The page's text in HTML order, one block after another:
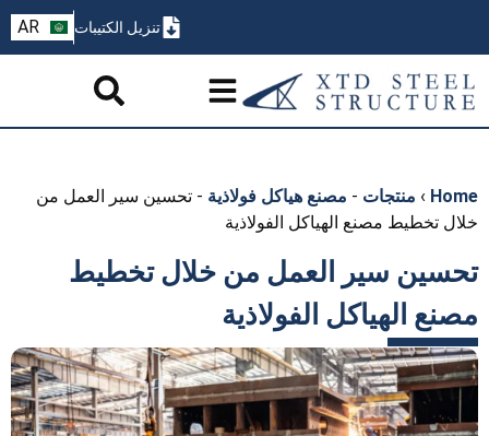
تنزيل الكتيبات AR
PT
Home
› منتجات - مصنع هياكل فولاذية - تحسين سير العمل من
خلال تخطيط مصنع الهياكل الفولاذية
تحسين سير العمل من خلال تخطيط
مصنع الهياكل الفولاذية